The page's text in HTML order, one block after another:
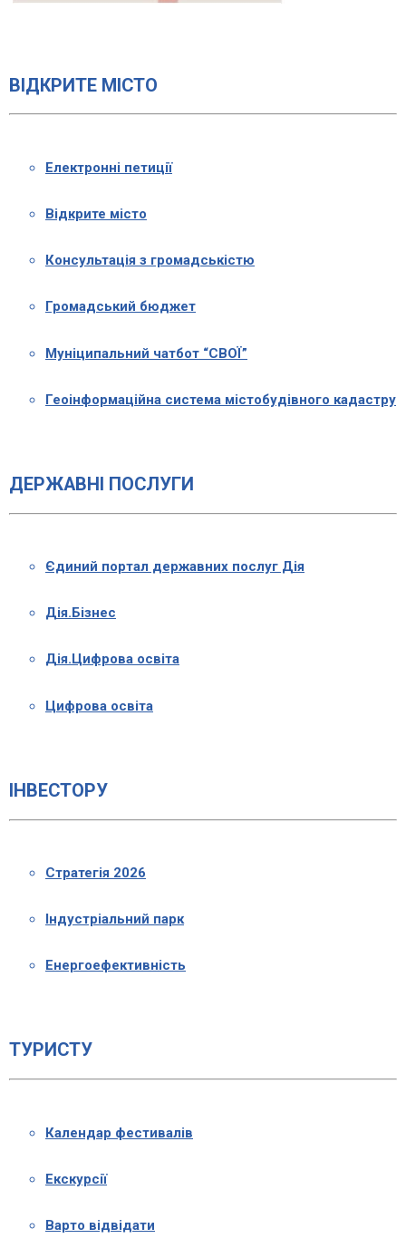
ВІДКРИТЕ МІСТО
Електронні петиції
Відкрите місто
Консультація з громадськістю
Громадський бюджет
Муніципальний чатбот “СВОЇ”
Геоінформаційна система містобудівного кадастру
ДЕРЖАВНІ ПОСЛУГИ
Єдиний портал державних послуг Дія
Дія.Бізнес
Дія.Цифрова освіта
Цифрова освіта
ІНВЕСТОРУ
Стратегія 2026
Індустріальний парк
Енергоефективність
ТУРИСТУ
Календар фестивалів
Екскурсії
Варто відвідати